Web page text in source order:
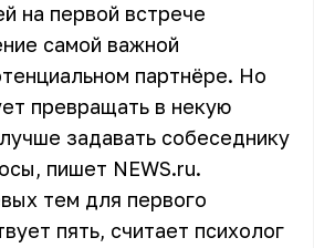
на первой встрече
самой важной
партнёре. Но
превращать в некую
задавать собеседнику
пишет NEWS.ru.
тем для первого
пять, считает психолог